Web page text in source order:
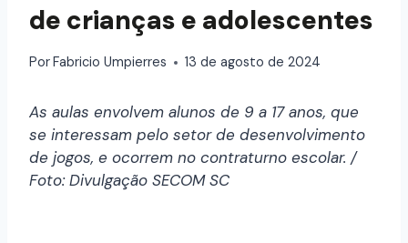
de crianças e adolescentes
PorFabricio Umpierres 13 de agosto de 2024
As aulas envolvem alunos de 9 a 17 anos, que
se interessam pelo setor de desenvolvimento
de jogos, e ocorrem no contraturno escolar. /
Foto: Divulgação SECOM SC